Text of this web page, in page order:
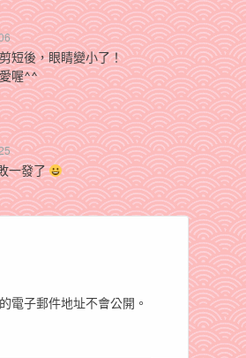
短後，眼睛變小了！
喔^^
一發了
電子郵件地址不會公開。